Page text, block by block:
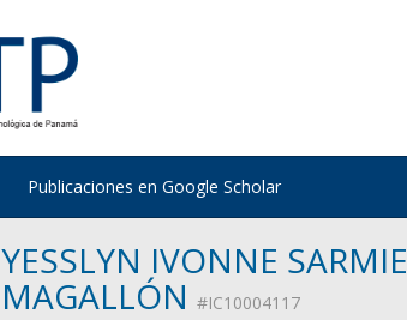
Publicaciones en Google Scholar
YESSLYN IVONNE
MAGALLÓN #IC10004117